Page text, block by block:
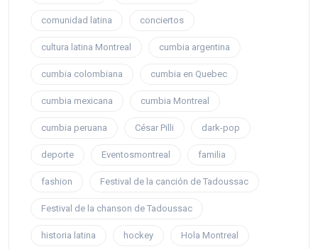
comunidad latina conciertos
cultura latina Montreal cumbia argentina
cumbia colombiana cumbia en Quebec
cumbia mexicana cumbia Montreal
cumbia peruana César Pilli dark-pop
deporte Eventosmontreal familia
fashion Festival de la canción de Tadoussac
Festival de la chanson de Tadoussac
historia latina hockey Hola Montreal